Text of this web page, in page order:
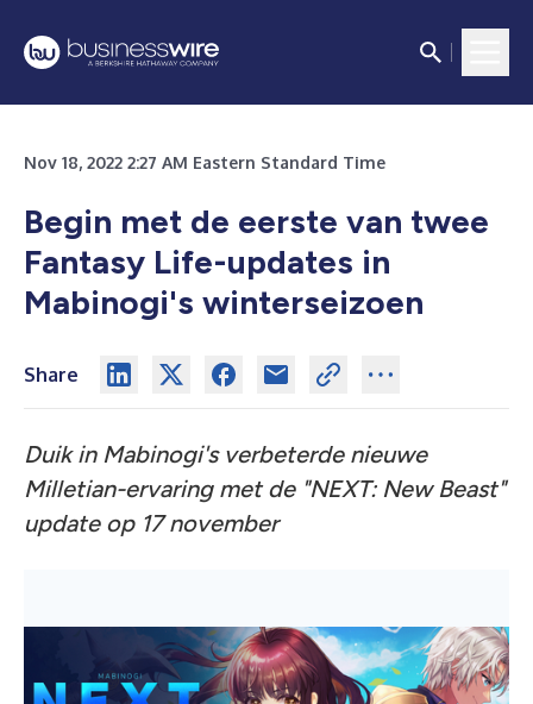
Nov 18, 2022 2:27 AM Eastern Standard Time
Begin met de eerste van twee
Fantasy Life-updates in
Mabinogi's winterseizoen
Share
Duik in Mabinogi's verbeterde nieuwe
Milletian-ervaring met de "NEXT: New Beast"
update op 17 november